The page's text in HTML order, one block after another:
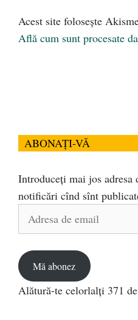
Acest site folosește
Află cum sunt procesate
ABONAȚI-VĂ
Introduceți mai jos
notificări cînd sînt
Adresa
Mă abonez
Alătură-te celorlalți 371